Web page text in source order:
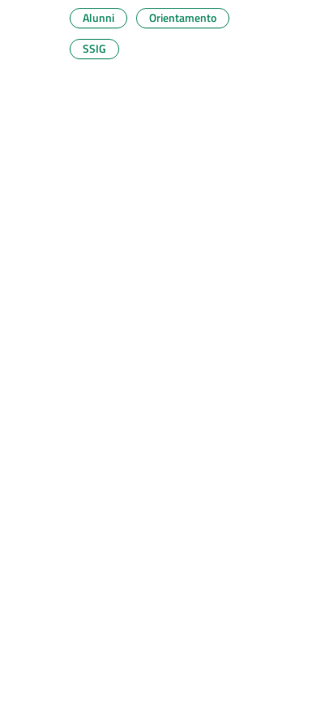
Alunni
Orientamento
SSIG